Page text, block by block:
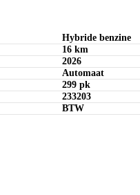
Offerte aanvragen
Hybride benzine
16 km
2026
Automaat
299 pk
233203
BTW